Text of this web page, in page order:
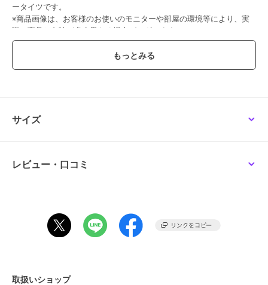
ータイツです。
※商品画像は、お客様のお使いのモニターや部屋の環境等により、実
際の商品と色味が多少異なる場合がございます。
●品番：30-540-1111
●組成：ナイロン・ポリウレタン
付き・足型セット・つま先補強・段階快適設計・抗菌防臭・静電防
止・消臭ポリウレタン使用
商品カテゴリ レッグウェア ／
ストッキング・
タイツ・パンスト
サイズ
レビュー・口コミ
取扱いショップ